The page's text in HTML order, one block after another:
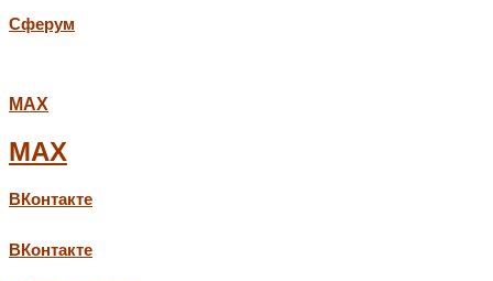
Сферум
МАХ
МАХ
ВКонтакте
ВКонтакте